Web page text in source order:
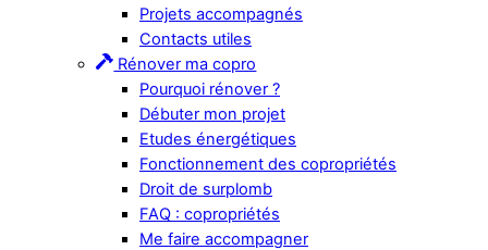
Projets accompagnés
Contacts utiles
Rénover ma copro
Pourquoi rénover ?
Débuter mon projet
Etudes énergétiques
Fonctionnement des copropriétés
Droit de surplomb
FAQ : copropriétés
Me faire accompagner